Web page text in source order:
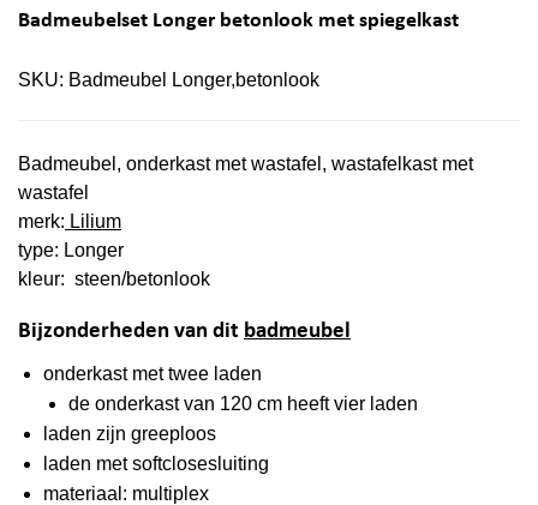
Badmeubelset Longer betonlook met spiegelkast
SKU: Badmeubel Longer,betonlook
Badmeubel, onderkast met wastafel, wastafelkast met
wastafel
merk: Lilium
type: Longer
kleur: steen/betonlook
Bijzonderheden van dit badmeubel
onderkast met twee laden
de onderkast van 120 cm heeft vier laden
laden zijn greeploos
laden met softclosesluiting
materiaal: multiplex